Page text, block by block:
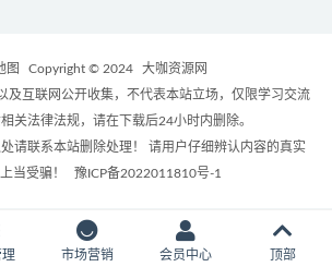
图 Copyright © 2024
大咖资源网
及互联网公开收集，不代表本站立场，仅限学习交流
关法律法规，请在下载后24小时内删除。
请联系本站删除处理！ 请用户仔细辨认内容的真实
当受骗！
豫ICP备2022011810号-1
理 市场营销 会员中心 顶部